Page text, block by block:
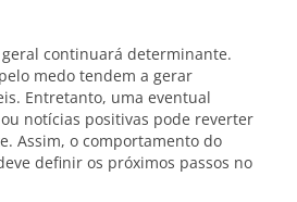
continuará determinante.
medo tendem a gerar
Entretanto, uma eventual
notícias positivas pode reverter
Assim, o comportamento do
definir os próximos passos no